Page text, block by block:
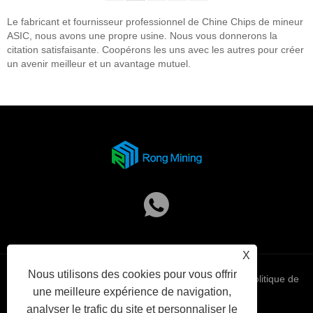
Le fabricant et fournisseur professionnel de Chine Chips de mineur
ASIC, nous avons une propre usine. Nous vous donnerons la
citation satisfaisante. Coopérons les uns avec les autres pour créer
un avenir meilleur et un avantage mutuel.
X
Nous utilisons des cookies pour vous offrir
une meilleure expérience de navigation,
analyser le trafic du site et personnaliser le
Links Sitemap RSS XML politique de